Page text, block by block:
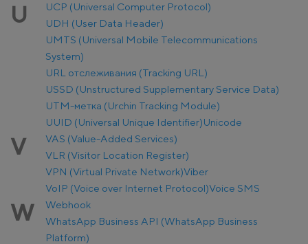
U
UCP (Universal Computer Protocol)
UDH (User Data Header)
UMTS (Universal Mobile Telecommunications
System)
URL отслеживания (Tracking URL)
USSD (Unstructured Supplementary Service Data)
UTM-метка (Urchin Tracking Module)
UUID (Universal Unique Identifier)Unicode
V
VAS (Value-Added Services)
VLR (Visitor Location Register)
VPN (Virtual Private Network)Viber
VoIP (Voice over Internet Protocol)Voice SMS
W
Webhook
WhatsApp Business API (WhatsApp Business
Platform)